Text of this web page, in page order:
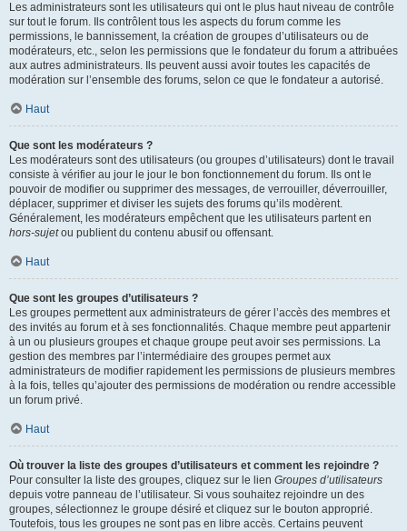
Les administrateurs sont les utilisateurs qui ont le plus haut niveau de contrôle
sur tout le forum. Ils contrôlent tous les aspects du forum comme les
permissions, le bannissement, la création de groupes d’utilisateurs ou de
modérateurs, etc., selon les permissions que le fondateur du forum a attribuées
aux autres administrateurs. Ils peuvent aussi avoir toutes les capacités de
modération sur l’ensemble des forums, selon ce que le fondateur a autorisé.
Haut
Que sont les modérateurs ?
Les modérateurs sont des utilisateurs (ou groupes d’utilisateurs) dont le travail
consiste à vérifier au jour le jour le bon fonctionnement du forum. Ils ont le
pouvoir de modifier ou supprimer des messages, de verrouiller, déverrouiller,
déplacer, supprimer et diviser les sujets des forums qu’ils modèrent.
Généralement, les modérateurs empêchent que les utilisateurs partent en
hors-sujetou publient du contenu abusif ou offensant.
Haut
Que sont les groupes d’utilisateurs ?
Les groupes permettent aux administrateurs de gérer l’accès des membres et
des invités au forum et à ses fonctionnalités. Chaque membre peut appartenir
à un ou plusieurs groupes et chaque groupe peut avoir ses permissions. La
gestion des membres par l’intermédiaire des groupes permet aux
administrateurs de modifier rapidement les permissions de plusieurs membres
à la fois, telles qu’ajouter des permissions de modération ou rendre accessible
un forum privé.
Haut
Où trouver la liste des groupes d’utilisateurs et comment les rejoindre ?
Pour consulter la liste des groupes, cliquez sur le lien Groupes d’utilisateurs
depuis votre panneau de l’utilisateur. Si vous souhaitez rejoindre un des
groupes, sélectionnez le groupe désiré et cliquez sur le bouton approprié.
Toutefois, tous les groupes ne sont pas en libre accès. Certains peuvent